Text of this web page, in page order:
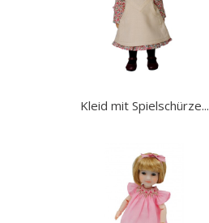
Kleid mit Spielschürze...